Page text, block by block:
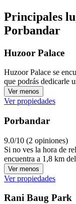
Principales
Porbandar
Huzoor Palace
Huzoor Palace se
que podrás dedicarle
Ver menos
Ver propiedades
Porbandar
9.0/10 (2 opiniones)
Si no ves la hora de
encuentra a 1,8 km
Ver menos
Ver propiedades
Rani Baug Park